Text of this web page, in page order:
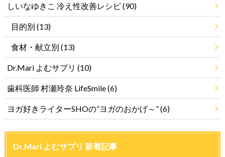
しいなゆきこ 冷え性改善レシピ(90)
目的別 (13)
食材・献立別 (13)
Dr.Mari よむサプリ (10)
歯科医師 村瀬玲奈 LifeSmile(6)
ヨガ好きライターSHOの”ヨガのおかげ～”(6)
Dr.Mari よむサプリ 新着記事